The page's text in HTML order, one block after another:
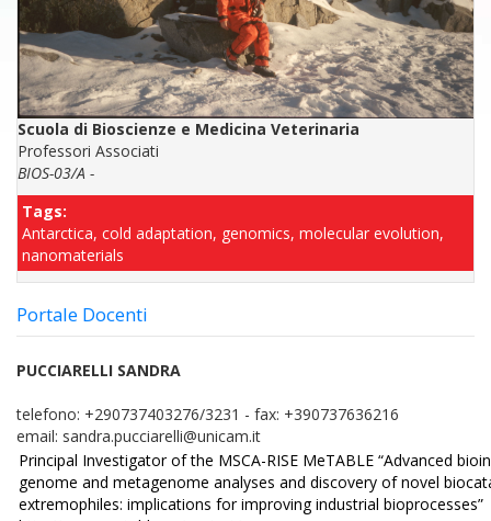
Scuola di Bioscienze e Medicina Veterinaria
Professori Associati
BIOS-03/A -
Tags:
Antarctica, cold adaptation, genomics, molecular evolution,
nanomaterials
Portale Docenti
PUCCIARELLI SANDRA
telefono: +290737403276/3231 - fax: +390737636216
email: sandra.pucciarelli@unicam.it